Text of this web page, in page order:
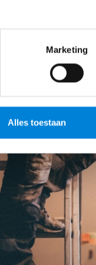
Marketing
Alles toestaan